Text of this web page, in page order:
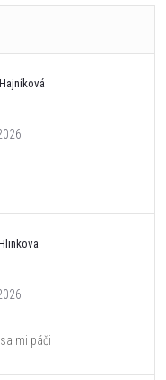
mi páči